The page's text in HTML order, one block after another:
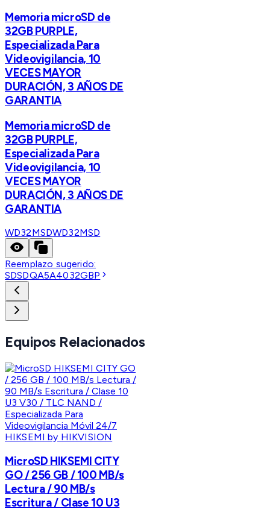
Memoria microSD de
32GB PURPLE,
Especializada Para
Videovigilancia, 10
VECES MAYOR
DURACIÓN, 3 AÑOS DE
GARANTIA
Memoria microSD de
32GB PURPLE,
Especializada Para
Videovigilancia, 10
VECES MAYOR
DURACIÓN, 3 AÑOS DE
GARANTIA
WD32MSDWD32MSD
Reemplazo sugerido:
SDSDQA5A4032GBP
Equipos Relacionados
HIKSEMI by HIKVISION
MicroSD HIKSEMI CITY
GO / 256 GB / 100 MB/s
Lectura / 90 MB/s
Escritura / Clase 10 U3